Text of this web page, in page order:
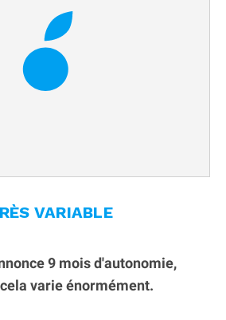
VARIABLE
9 mois d'autonomie,
varie énormément.